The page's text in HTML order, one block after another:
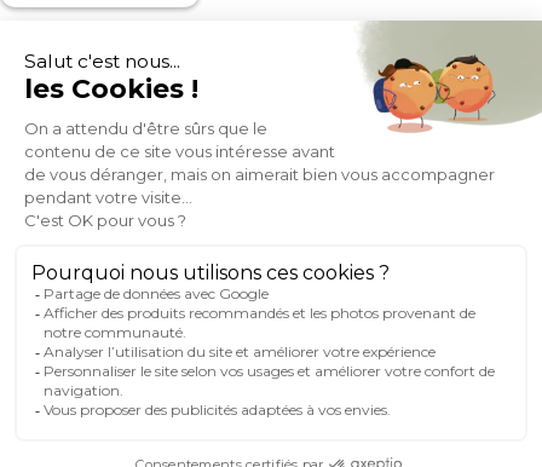
MOYENS DE PAIEMENT
FRANCE
© 2007-2026 Miliboo